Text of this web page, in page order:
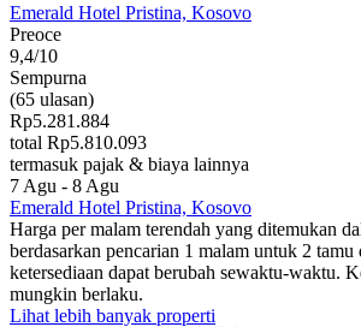
Emerald Hotel Pristina, Kosovo
Preoce
9,4/10
Sempurna
(65 ulasan)
Rp5.281.884
total Rp5.810.093
termasuk pajak & biaya lainnya
7 Agu - 8 Agu
Emerald Hotel Pristina, Kosovo
Harga per malam terendah yang ditemukan
berdasarkan pencarian 1 malam untuk 2 tamu
ketersediaan dapat berubah sewaktu-waktu.
mungkin berlaku.
Lihat lebih banyak properti